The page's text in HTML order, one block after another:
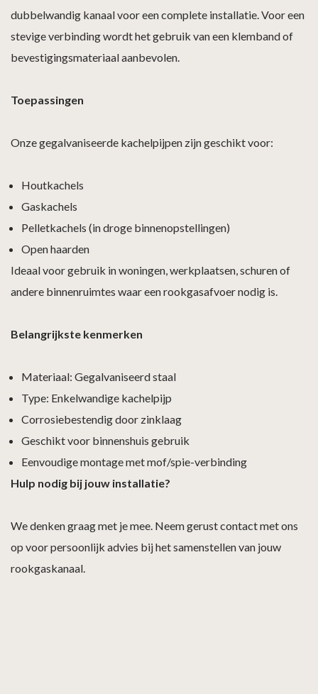
dubbelwandig kanaal voor een complete installatie. Voor een
stevige verbinding wordt het gebruik van een klemband of
bevestigingsmateriaal aanbevolen.
Toepassingen
Onze gegalvaniseerde kachelpijpen zijn geschikt voor:
Houtkachels
Gaskachels
Pelletkachels (in droge binnenopstellingen)
Open haarden
Ideaal voor gebruik in woningen, werkplaatsen, schuren of
andere binnenruimtes waar een rookgasafvoer nodig is.
Belangrijkste kenmerken
Materiaal: Gegalvaniseerd staal
Type: Enkelwandige kachelpijp
Corrosiebestendig door zinklaag
Geschikt voor binnenshuis gebruik
Eenvoudige montage met mof/spie-verbinding
Hulp nodig bij jouw installatie?
We denken graag met je mee. Neem gerust contact met ons
op voor persoonlijk advies bij het samenstellen van jouw
rookgaskanaal.